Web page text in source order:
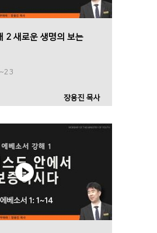
2 새로운 생명의 보는
장용진 목사